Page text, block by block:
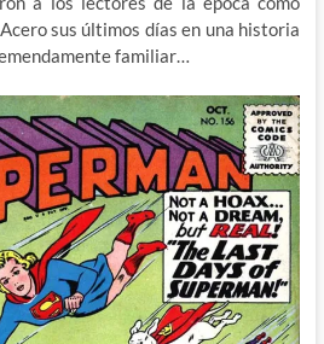
sus últimos días en una historia
familiar…